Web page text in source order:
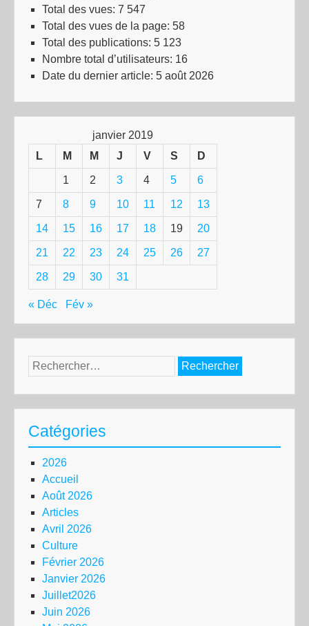
Total des vues: 7 547
Total des vues de la page: 58
Total des publications: 5 123
Nombre total d’utilisateurs: 16
Date du dernier article: 5 août 2026
janvier 2019
L
M M J V S D
1 2 3 4 5 6
7 8 9 10 11 12 13
14 15 16 17 18 19 20
21 22 23 24 25 26 27
28 29 30 31
« Déc Fév »
Rechercher :
Catégories
2026
Accueil
Août 2026
Articles
Avril 2026
Culture
Février 2026
Janvier 2026
Juillet2026
Juin 2026